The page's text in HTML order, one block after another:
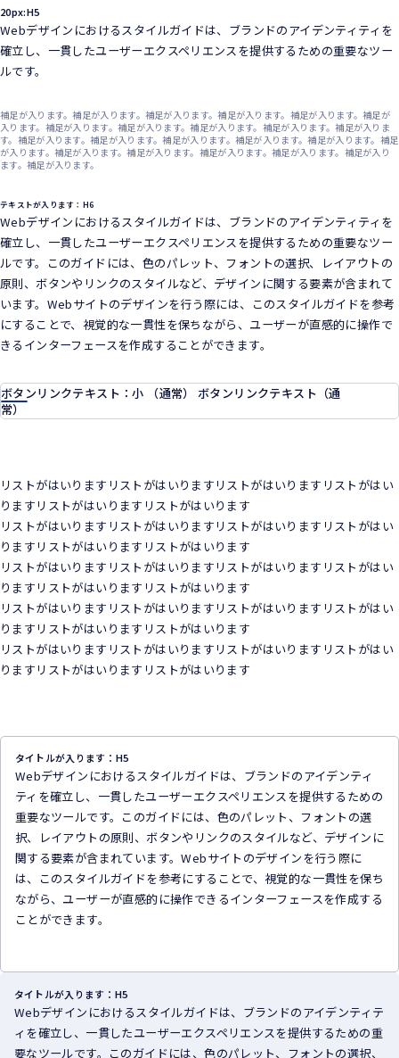
20px:H5
Webデザインにおけるスタイルガイドは、ブランドのアイデンティティを
確立し、一貫したユーザーエクスペリエンスを提供するための重要なツー
ルです。
補足が入ります。補足が入ります。補足が入ります。補足が入ります。補足が入ります。補足が
入ります。補足が入ります。補足が入ります。補足が入ります。補足が入ります。補足が入りま
す。補足が入ります。補足が入ります。補足が入ります。補足が入ります。補足が入ります。補足
が入ります。補足が入ります。補足が入ります。補足が入ります。補足が入ります。補足が入り
ます。補足が入ります。
テキストが入ります：H6
Webデザインにおけるスタイルガイドは、ブランドのアイデンティティを
確立し、一貫したユーザーエクスペリエンスを提供するための重要なツー
ルです。このガイドには、色のパレット、フォントの選択、レイアウトの
原則、ボタンやリンクのスタイルなど、デザインに関する要素が含まれて
います。Webサイトのデザインを行う際には、このスタイルガイドを参考
にすることで、視覚的な一貫性を保ちながら、ユーザーが直感的に操作で
きるインターフェースを作成することができます。
ボタンリンクテキスト：小 （通常） ボタンリンクテキスト（通
常）
リストがはいりますリストがはいりますリストがはいりますリストがはい
りますリストがはいりますリストがはいります
リストがはいりますリストがはいりますリストがはいりますリストがはい
りますリストがはいりますリストがはいります
リストがはいりますリストがはいりますリストがはいりますリストがはい
りますリストがはいりますリストがはいります
リストがはいりますリストがはいりますリストがはいりますリストがはい
りますリストがはいりますリストがはいります
リストがはいりますリストがはいりますリストがはいりますリストがはい
りますリストがはいりますリストがはいります
タイトルが入ります：H5
Webデザインにおけるスタイルガイドは、ブランドのアイデンティ
ティを確立し、一貫したユーザーエクスペリエンスを提供するための
重要なツールです。このガイドには、色のパレット、フォントの選
択、レイアウトの原則、ボタンやリンクのスタイルなど、デザインに
関する要素が含まれています。Webサイトのデザインを行う際に
は、このスタイルガイドを参考にすることで、視覚的な一貫性を保ち
ながら、ユーザーが直感的に操作できるインターフェースを作成する
ことができます。
タイトルが入ります：H5
Webデザインにおけるスタイルガイドは、ブランドのアイデンティテ
ィを確立し、一貫したユーザーエクスペリエンスを提供するための重
要なツールです。このガイドには、色のパレット、フォントの選択、